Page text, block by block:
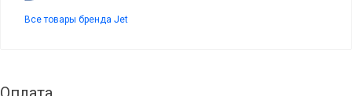
Все товары бренда Jet